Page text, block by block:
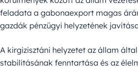
feladata a gabonaexport magas
gazdák pénzügyi helyzetének
A kirgizisztáni helyzetet az állam
stabilitásának fenntartása és az